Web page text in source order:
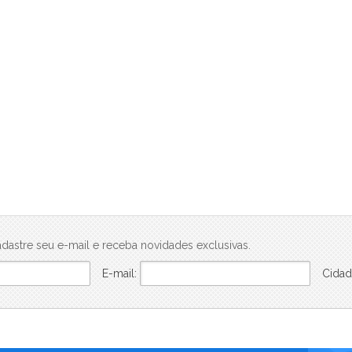
Connect Diadema (1)
Connect Square - Breve Lançamento (6)
Conquista Florianópolis (1)
seu e-mail e receba novidades exclusivas.
E-mail: